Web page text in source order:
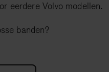
eerdere Volvo modellen.
banden?